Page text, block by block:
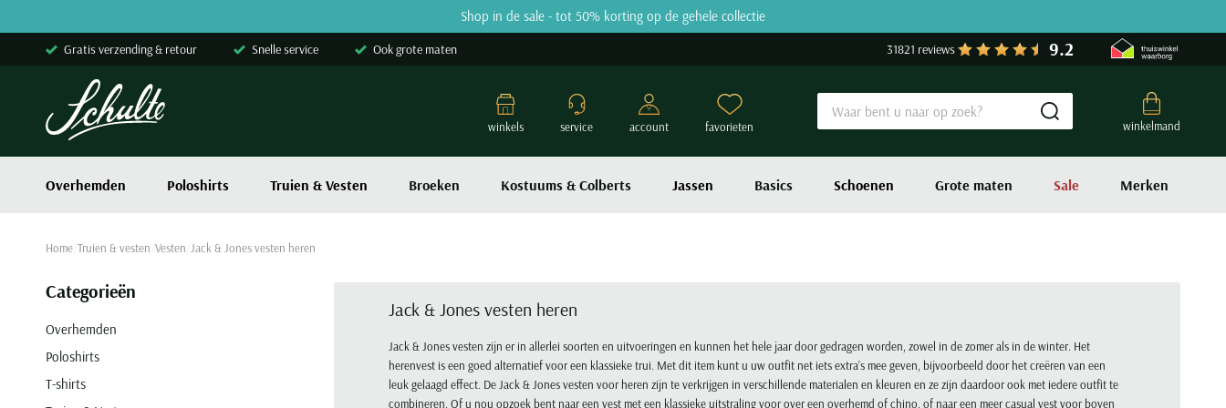
Shop in de sale - tot 50% korting op de gehele collectie
Gratis verzending & retour Snelle service Ook grote maten 31821 reviews 9.2
winkelmand
Submit search
Overhemden Poloshirts Truien & Vesten Broeken Kostuums & Colberts Jassen Basics Schoenen Grote maten Sale Merken
winkels service account favorieten
Home Truien & vesten Vesten Jack & Jones vesten heren
Jack & Jones vesten heren
Jack & Jones vesten zijn er in allerlei soorten en uitvoeringen en kunnen het hele jaar door gedragen worden, zowel in de zomer als in de winter. Het
herenvest is een goed alternatief voor een klassieke trui. Met dit item kunt u uw outfit net iets extra’s mee geven, bijvoorbeeld door het creëren van een
leuk gelaagd effect. De Jack & Jones vesten voor heren zijn te verkrijgen in verschillende materialen en kleuren en ze zijn daardoor ook met iedere outfit te
combineren. Of u nou opzoek bent naar een vest met een klassieke uitstraling voor over een overhemd of chino, of naar een meer casual vest voor boven
Categorieën
Overhemden
Poloshirts
T-shirts